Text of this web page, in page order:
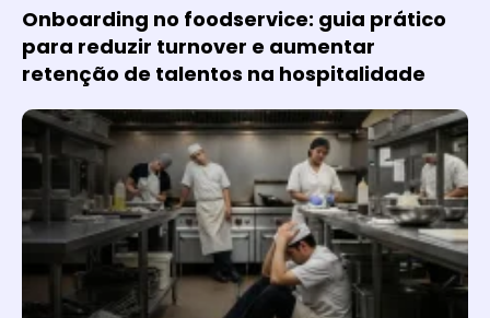
Onboarding no foodservice: guia prático
para reduzir turnover e aumentar
retenção de talentos na hospitalidade